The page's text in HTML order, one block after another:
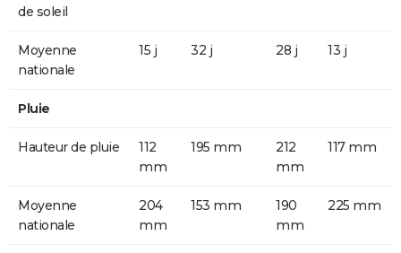
de soleil
Moyenne
nationale
15 j 32 j 28 j 13 j
Pluie
Hauteur de pluie
112
mm
195 mm
212
mm
117 mm
Moyenne
nationale
204
mm
153 mm
190
mm
225 mm